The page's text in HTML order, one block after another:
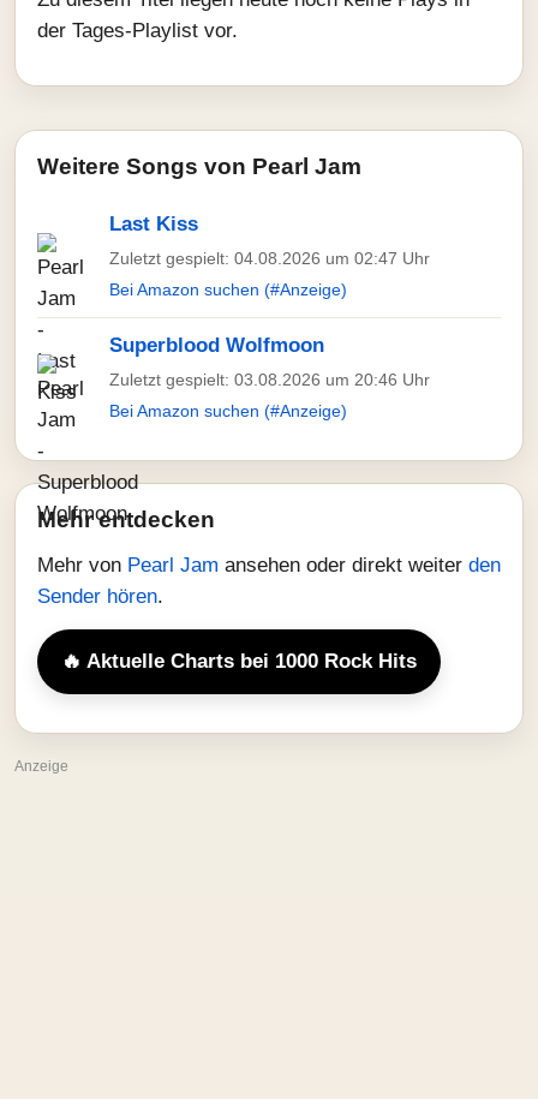
der Tages-Playlist vor.
Weitere Songs von Pearl Jam
Last Kiss
Zuletzt gespielt: 04.08.2026 um 02:47 Uhr
Bei Amazon suchen (#Anzeige)
Superblood Wolfmoon
Zuletzt gespielt: 03.08.2026 um 20:46 Uhr
Bei Amazon suchen (#Anzeige)
Mehr entdecken
Mehr von Pearl Jam ansehen oder direkt weiter den
Sender hören.
🔥 Aktuelle Charts bei 1000 Rock Hits
Anzeige